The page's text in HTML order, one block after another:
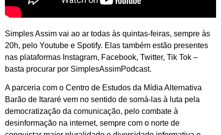
Simples Assim vai ao ar todas às quintas-feiras, sempre às
20h, pelo Youtube e Spotify. Elas também estão presentes
nas plataformas Instagram, Facebook, Twitter, Tik Tok –
basta procurar por SimplesAssimPodcast.
A parceria com o Centro de Estudos da Mídia Alternativa
Barão de Itararé vem no sentido de somá-las à luta pela
democratização da comunicação, pelo combate à
desinformação na internet, sempre com o norte de